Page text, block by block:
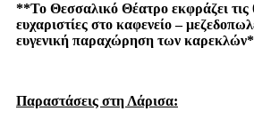
**Το Θεσσαλικό Θέατρο εκφράζει τις
ευχαριστίες στο καφενείο –
ευγενική παραχώρηση των
Παραστάσεις στη Λάρισα: